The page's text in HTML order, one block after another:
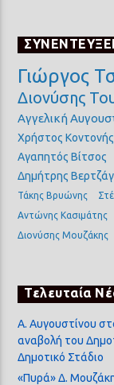
Γιώργος
Διονύσης
Αγγελική
Χρήστος Κοντονής
Αγαπητός Βίτσος
Δημήτρης
Τάκης Βρυώνης
Αντώνης Κασιμάτης
Διονύσης Μουζάκης
Τελευταία
Α. Αυγουστίνου
αναβολή του
Δημοτικό Στάδιο
«Πυρά» Δ.